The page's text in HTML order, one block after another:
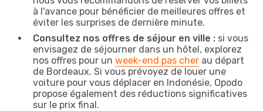
à l'avance pour bénéficier de meilleures offres et
éviter les surprises de dernière minute.
Consultez nos offres de séjour en ville : si vous
envisagez de séjourner dans un hôtel, explorez
nos offres pour un week-end pas cher au départ
de Bordeaux. Si vous prévoyez de louer une
voiture pour vous déplacer en Indonésie, Opodo
propose également des réductions significatives
sur le prix final.